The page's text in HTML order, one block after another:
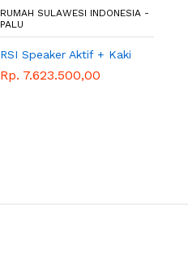
RUMAH SULAWESI INDONESIA -
PALU
RSI Speaker Aktif + Kaki
Rp. 7.623.500,00